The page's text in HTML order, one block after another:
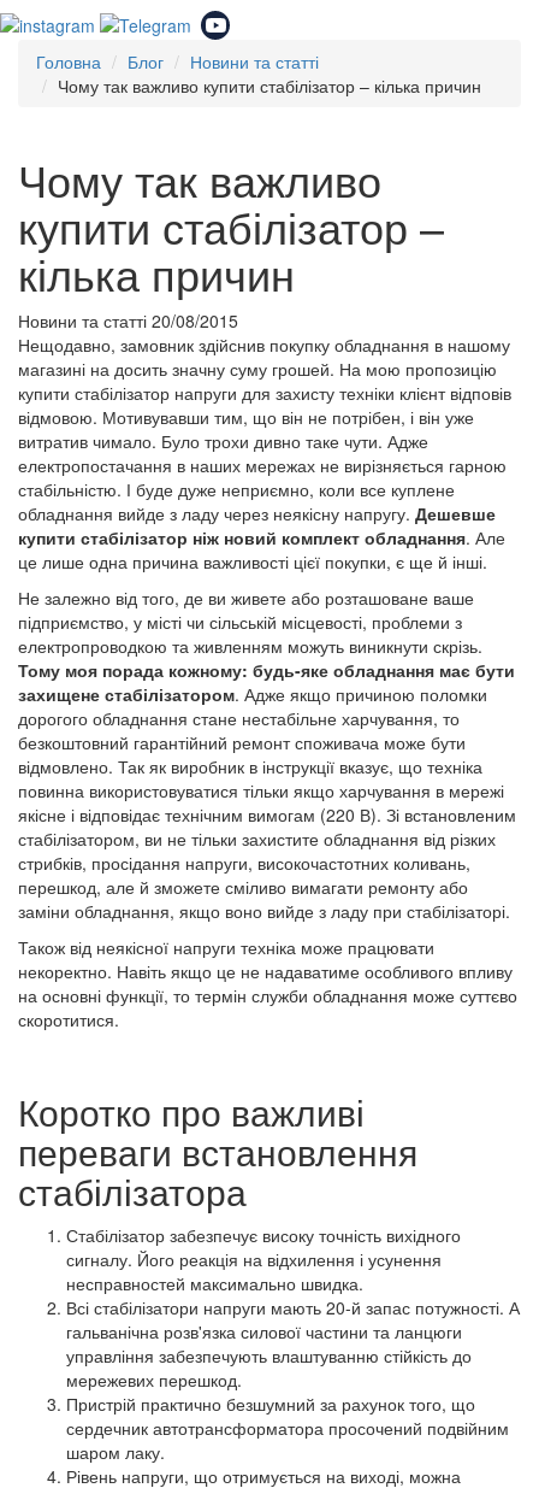
Головна Блог
Новини та статті
Чому так важливо купити стабілізатор – кілька причин
Чому так важливо
купити стабілізатор –
кілька причин
Новини та статті 20/08/2015
Нещодавно, замовник здійснив покупку обладнання в нашому
магазині на досить значну суму грошей. На мою пропозицію
купити стабілізатор напруги для захисту техніки клієнт відповів
відмовою. Мотивувавши тим, що він не потрібен, і він уже
витратив чимало. Було трохи дивно таке чути. Адже
електропостачання в наших мережах не вирізняється гарною
стабільністю. І буде дуже неприємно, коли все куплене
обладнання вийде з ладу через неякісну напругу. Дешевше
купити стабілізатор ніж новий комплект обладнання. Але
це лише одна причина важливості цієї покупки, є ще й інші.
Не залежно від того, де ви живете або розташоване ваше
підприємство, у місті чи сільській місцевості, проблеми з
електропроводкою та живленням можуть виникнути скрізь.
Тому моя порада кожному: будь-яке обладнання має бути
захищене стабілізатором. Адже якщо причиною поломки
дорогого обладнання стане нестабільне харчування, то
безкоштовний гарантійний ремонт споживача може бути
відмовлено. Так як виробник в інструкції вказує, що техніка
повинна використовуватися тільки якщо харчування в мережі
якісне і відповідає технічним вимогам (220 В). Зі встановленим
стабілізатором, ви не тільки захистите обладнання від різких
стрибків, просідання напруги, високочастотних коливань,
перешкод, але й зможете сміливо вимагати ремонту або
заміни обладнання, якщо воно вийде з ладу при стабілізаторі.
Також від неякісної напруги техніка може працювати
некоректно. Навіть якщо це не надаватиме особливого впливу
на основні функції, то термін служби обладнання може суттєво
скоротитися.
Коротко про важливі
переваги встановлення
стабілізатора
Стабілізатор забезпечує високу точність вихідного
сигналу. Його реакція на відхилення і усунення
несправностей максимально швидка.
Всі стабілізатори напруги мають 20-й запас потужності. А
гальванічна розв'язка силової частини та ланцюги
управління забезпечують влаштуванню стійкість до
мережевих перешкод.
Пристрій практично безшумний за рахунок того, що
сердечник автотрансформатора просочений подвійним
шаром лаку.
Рівень напруги, що отримується на виході, можна